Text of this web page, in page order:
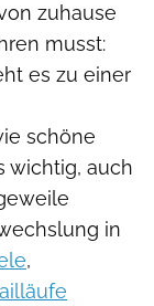
zuhause
musst:
es zu einer
schöne
wichtig, auch
in
,